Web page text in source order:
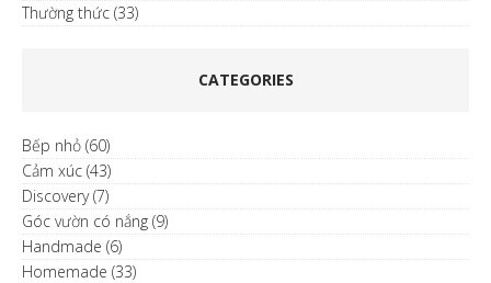
Thường thức (33)
CATEGORIES
Bếp nhỏ (60)
Cảm xúc (43)
Discovery(7)
Góc vườn có nắng (9)
Handmade (6)
Homemade (33)